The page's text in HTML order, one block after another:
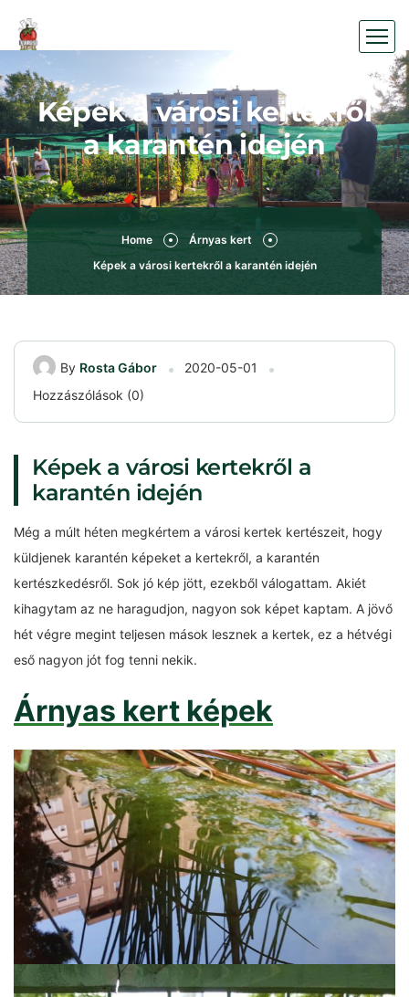
Képek a városi kertekről
a karantén idején
Home
Árnyas kert
Képek a városi kertekről a karantén idején
By Rosta Gábor
2020-05-01
Hozzászólások (0)
Képek a városi kertekről a
karantén idején
Még a múlt héten megkértem a városi kertek kertészeit, hogy
küldjenek karantén képeket a kertekről, a karantén
kertészkedésről. Sok jó kép jött, ezekből válogattam. Akiét
kihagytam az ne haragudjon, nagyon sok képet kaptam. A jövő
hét végre megint teljesen mások lesznek a kertek, ez a hétvégi
eső nagyon jót fog tenni nekik.
Árnyas kert képek